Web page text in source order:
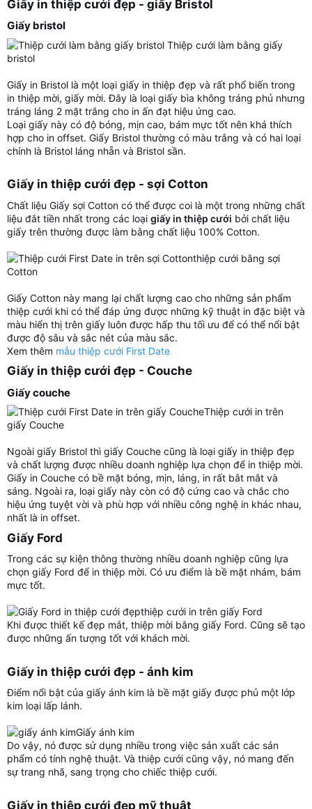
Giấy in thiệp cưới đẹp - giấy Bristol​
Giấy bristol​
Thiệp cưới làm bằng giấy
bristol
Giấy in Bristol là một loại giấy in thiệp đẹp và rất phổ biến trong
in thiệp mời, giấy mời. Đây là loại giấy bìa không tráng phủ nhưng
tráng láng 2 mặt trắng cho in ấn đạt hiệu ứng cao.
Loại giấy này có độ bóng, mịn cao, bám mực tốt nên khá thích
hợp cho in offset. Giấy Bristol thường có màu trắng và có hai loại
chính là Bristol láng nhẵn và Bristol sần.
Giấy in thiệp cưới đẹp - sợi Cotton​
Chất liệu Giấy sợi Cotton có thể được coi là một trong những chất
liệu đắt tiền nhất trong các loại giấy in thiệp cưới bởi chất liệu
giấy trên thường được làm bằng chất liệu 100% Cotton.
thiệp cưới bằng sợi
Cotton
Giấy Cotton này mang lại chất lượng cao cho những sản phẩm
thiệp cưới khi có thể đáp ứng được những kỹ thuật in đặc biệt và
màu hiển thị trên giấy luôn được hấp thu tối ưu để có thể nổi bật
được độ sâu và sắc nét của màu sắc.
Xem thêm mẫu thiệp cưới First Date
Giấy in thiệp cưới đẹp - Couche​
Giấy couche​
Thiệp cưới in trên
giấy Couche
Ngoài giấy Bristol thì giấy Couche cũng là loại giấy in thiệp đẹp
và chất lượng được nhiều doanh nghiệp lựa chọn để in thiệp mời.
Giấy in Couche có bề mặt bóng, mịn, láng, in rất bắt mắt và
sáng. Ngoài ra, loại giấy này còn có độ cứng cao và chắc cho
hiệu ứng tuyệt vời và phù hợp với nhiều công nghệ in khác nhau,
nhất là in offset.
Giấy Ford​
Trong các sự kiện thông thường nhiều doanh nghiệp cũng lựa
chọn giấy Ford để in thiệp mời. Có ưu điểm là bề mặt nhám, bám
mực tốt.
thiệp cưới in trên giấy Ford
Khi được thiết kế đẹp mắt, thiệp mời bằng giấy Ford. Cũng sẽ tạo
được những ấn tượng tốt với khách mời.
Giấy in thiệp cưới đẹp - ánh kim​
Điểm nổi bật của giấy ánh kim là bề mặt giấy được phủ một lớp
kim loại lấp lánh.
Giấy ánh kim
Do vậy, nó được sử dụng nhiều trong việc sản xuất các sản
phẩm có tính nghệ thuật. Và thiệp cưới cũng vậy, nó mang đến
sự trang nhã, sang trọng cho chiếc thiệp cưới.
Giấy in thiệp cưới đẹp mỹ thuật​